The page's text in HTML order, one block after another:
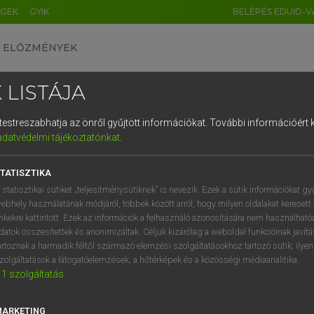
GYIK BELÉPÉS EDUID-
ELŐZMÉNYEK
egyetemes nagyszótár
VAN ELŐFIZETÉSED?
megtekintéséhez.
LISTÁJA
az önről gyűjtött információkat. További információért
tájékoztatónkat.
statisztikai sütiket „teljesítménysütiknek” is nevezik. Ezek a sütik információkat
használatának módjáról, többek között arról, hogy milyen oldalakat keresett
kattintott. Ezek az információk a felhasználó azonosítására nem
összesítettek és anonimizáltak. Céljuk kizárólag a weboldal funkcióinak
a harmadik féltől származó elemzési szolgáltatásokhoz tartozó sütik;
a látogatóelemzések, a hőtérképek és a közösségi médiaanalitika.
1 szolgáltatás
DE CN FR ES IT NL
1 2 3 4 5 6 7 8 9
q w e r t z u i
a s d f g h j k l é
í y x c v b n m , .